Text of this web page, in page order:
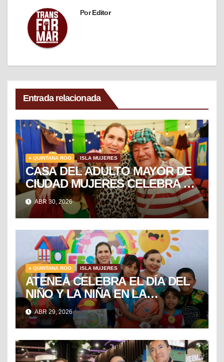
PorEditor
Entrada relacionada
● QUINTANA ROO ISLA MUJERES
CASA DEL ADULTO MAYOR DE
CIUDAD MUJERES CELEBRA EL
DÍA DEL NIÑO Y LA NIÑA CON
PUESTA EN ESCENA DE LA
VECINDAD DEL CHAVO
ABR 30, 2026
● QUINTANA ROO ISLA MUJERES
ATENEA CELEBRA EL DÍA DEL
NIÑO Y LA NIÑA EN LA
COLONIA EL RAMAL DE
CIUDAD MUJERES
ABR 29, 2026